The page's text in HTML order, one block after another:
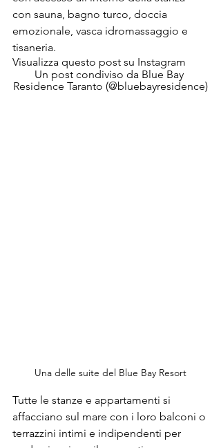
con sauna, bagno turco, doccia
emozionale, vasca idromassaggio e
tisaneria.
Visualizza questo post su Instagram
Un post condiviso da Blue Bay
Residence Taranto (@bluebayresidence)
Una delle suite del Blue Bay Resort
Tutte le stanze e appartamenti si
affacciano sul mare con i loro balconi o
terrazzini intimi e indipendenti per